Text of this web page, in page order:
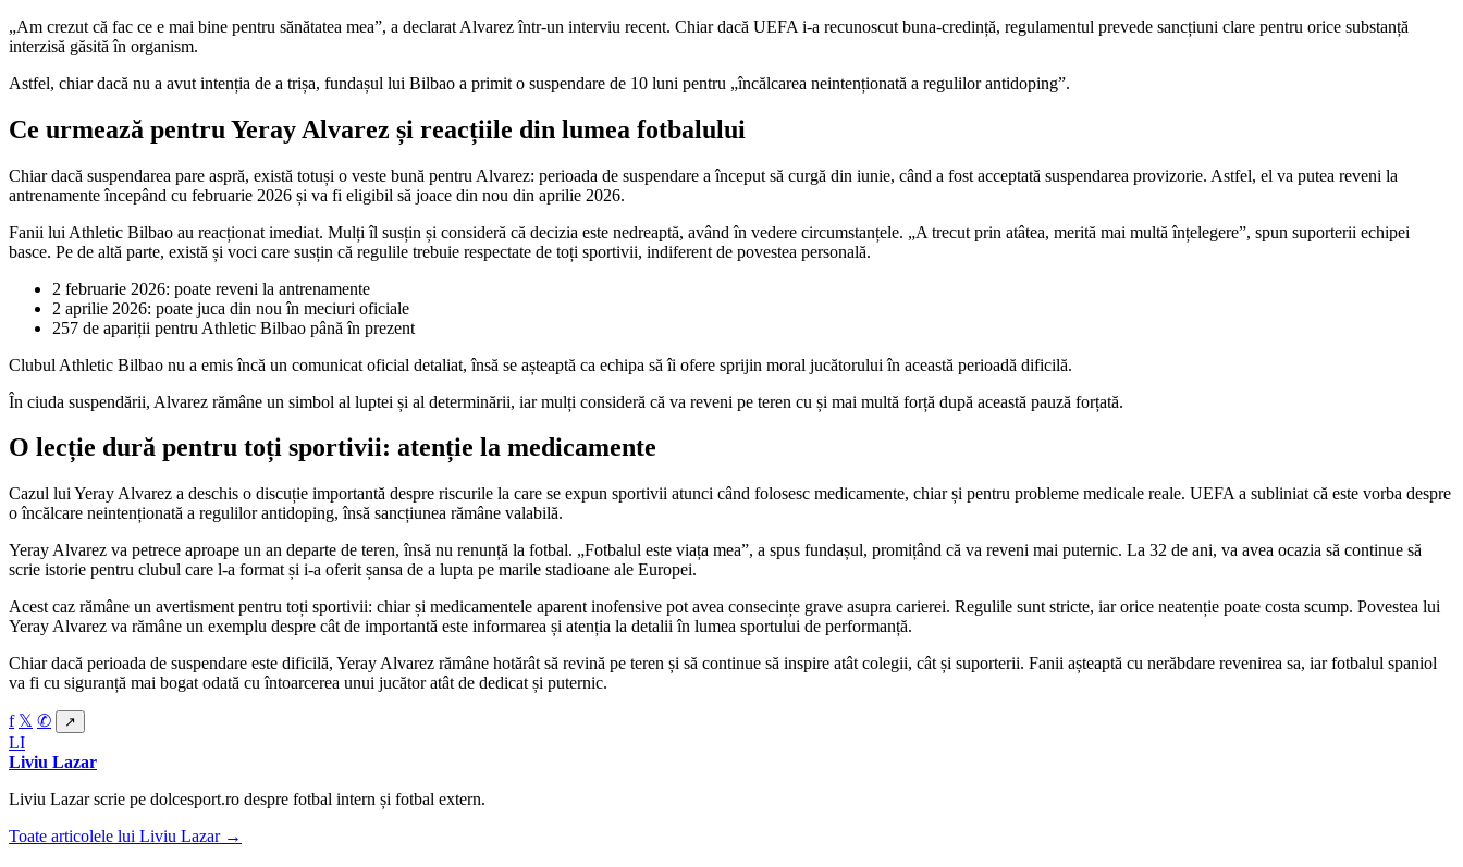
„Am crezut că fac ce e mai bine pentru sănătatea mea”, a declarat Alvarez într-un interviu recent. Chiar dacă UEFA i-a recunoscut buna-credință, regulamentul prevede sancțiuni clare pentru orice substanță
interzisă găsită în organism.
Astfel, chiar dacă nu a avut intenția de a trișa, fundașul lui Bilbao a primit o suspendare de 10 luni pentru „încălcarea neintenționată a regulilor antidoping”.
Ce urmează pentru Yeray Alvarez și reacțiile din lumea fotbalului
Chiar dacă suspendarea pare aspră, există totuși o veste bună pentru Alvarez: perioada de suspendare a început să curgă din iunie, când a fost acceptată suspendarea provizorie. Astfel, el va putea reveni la
antrenamente începând cu februarie 2026 și va fi eligibil să joace din nou din aprilie 2026.
Fanii lui Athletic Bilbao au reacționat imediat. Mulți îl susțin și consideră că decizia este nedreaptă, având în vedere circumstanțele. „A trecut prin atâtea, merită mai multă înțelegere”, spun suporterii echipei
basce. Pe de altă parte, există și voci care susțin că regulile trebuie respectate de toți sportivii, indiferent de povestea personală.
2 februarie 2026: poate reveni la antrenamente
2 aprilie 2026: poate juca din nou în meciuri oficiale
257 de apariții pentru Athletic Bilbao până în prezent
Clubul Athletic Bilbao nu a emis încă un comunicat oficial detaliat, însă se așteaptă ca echipa să îi ofere sprijin moral jucătorului în această perioadă dificilă.
În ciuda suspendării, Alvarez rămâne un simbol al luptei și al determinării, iar mulți consideră că va reveni pe teren cu și mai multă forță după această pauză forțată.
O lecție dură pentru toți sportivii: atenție la medicamente
Cazul lui Yeray Alvarez a deschis o discuție importantă despre riscurile la care se expun sportivii atunci când folosesc medicamente, chiar și pentru probleme medicale reale. UEFA a subliniat că este vorba despre
o încălcare neintenționată a regulilor antidoping, însă sancțiunea rămâne valabilă.
Yeray Alvarez va petrece aproape un an departe de teren, însă nu renunță la fotbal. „Fotbalul este viața mea”, a spus fundașul, promițând că va reveni mai puternic. La 32 de ani, va avea ocazia să continue să
scrie istorie pentru clubul care l-a format și i-a oferit șansa de a lupta pe marile stadioane ale Europei.
Acest caz rămâne un avertisment pentru toți sportivii: chiar și medicamentele aparent inofensive pot avea consecințe grave asupra carierei. Regulile sunt stricte, iar orice neatenție poate costa scump. Povestea lui
Yeray Alvarez va rămâne un exemplu despre cât de importantă este informarea și atenția la detalii în lumea sportului de performanță.
Chiar dacă perioada de suspendare este dificilă, Yeray Alvarez rămâne hotărât să revină pe teren și să continue să inspire atât colegii, cât și suporterii. Fanii așteaptă cu nerăbdare revenirea sa, iar fotbalul spaniol
va fi cu siguranță mai bogat odată cu întoarcerea unui jucător atât de dedicat și puternic.
f 𝕏 ✆ ↗
LI
Liviu Lazar
Liviu Lazar scrie pe dolcesport.ro despre fotbal intern și fotbal extern.
Toate articolele lui Liviu Lazar →